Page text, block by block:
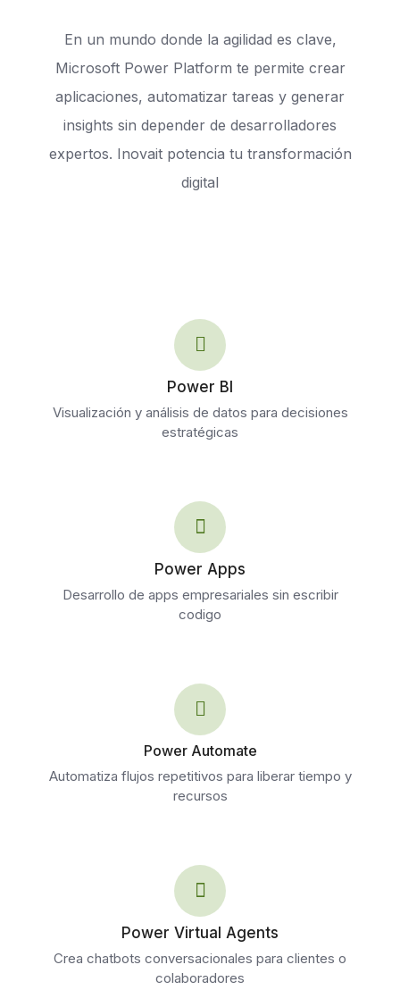
En un mundo donde la agilidad es clave,
Microsoft Power Platform te permite crear
aplicaciones, automatizar tareas y generar
insights sin depender de desarrolladores
expertos. Inovait potencia tu transformación
digital
Power BI
Visualización y análisis de datos para decisiones
estratégicas
Power Apps
Desarrollo de apps empresariales sin escribir
codigo
Power Automate
Automatiza flujos repetitivos para liberar tiempo y
recursos
Power Virtual Agents
Crea chatbots conversacionales para clientes o
colaboradores